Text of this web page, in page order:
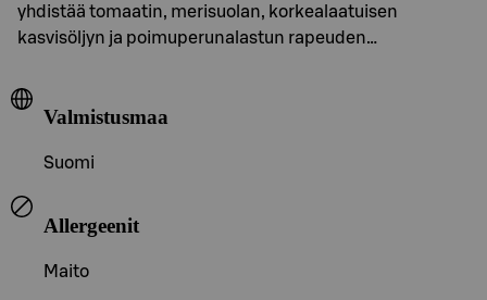
yhdistää tomaatin, merisuolan, korkealaatuisen
kasvisöljyn ja poimuperunalastun rapeuden…
Valmistusmaa
Suomi
Allergeenit
Maito